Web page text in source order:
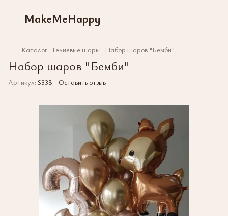
MakeMeHappy
Каталог Гелиевые шары Набор шаров "Бемби"
Набор шаров "Бемби"
Артикул: S338 Оставить отзыв